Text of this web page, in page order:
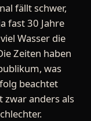
fällt schwer,
fast 30 Jahre
Wasser die
Zeiten haben
was
beachtet
zwar anders als